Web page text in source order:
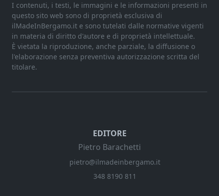
I contenuti, i testi, le immagini e le informazioni presenti in
questo sito web sono di proprietà esclusiva di
ilMadeInBergamo.it e sono tutelati dalle normative vigenti
in materia di diritto d'autore e di proprietà intellettuale.
È vietata la riproduzione, anche parziale, la diffusione o
l'elaborazione senza preventiva autorizzazione scritta del
titolare.
EDITORE
Pietro Barachetti
pietro@ilmadeinbergamo.it
348 8190 811